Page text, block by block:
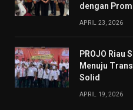
dengan
APRIL 23, 2026
PROJO Riau
Menuju
Solid
APRIL 19, 2026